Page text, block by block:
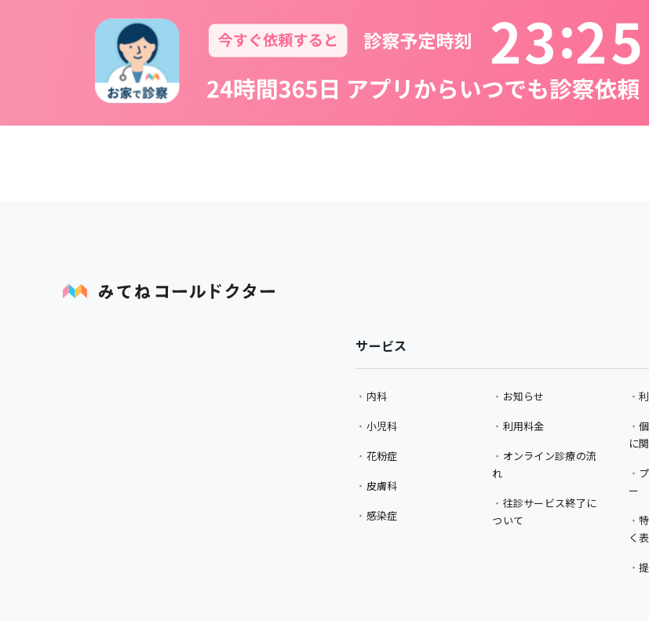
23 25
サービス
内科
小児科
花粉症
皮膚科
感染症
お知らせ
利用料金
オンライン診療の流
れ
往診サービス終了に
ついて
に
ー
く